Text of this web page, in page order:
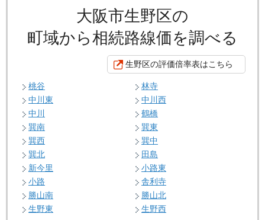
大阪市生野区の
町域から相続路線価を調べる
生野区の評価倍率表はこちら
桃谷
林寺
中川東
中川西
中川
鶴橋
巽南
巽東
巽西
巽中
巽北
田島
新今里
小路東
小路
舎利寺
勝山南
勝山北
生野東
生野西